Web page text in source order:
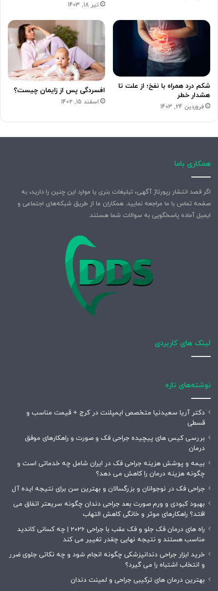
تیر 18, 1403
شکم درد همراه با نفخ؛ از علت تا
هشدار خطر
فروردین 24, 1403
افسردگی پس از زایمان چیست؟
اسفند 15, 1402
همکاری باما
اگر قصد انتشار رپورتاژ آگهی، تبلیغات بنری یا موارد این چنین را دارید، به
صفحه تماس با ما مراجعه نمایید. همکاران ما از طریق شبکه‌های اجتماعی و
ایمیل آماده پاسخگویی به سوالات شما هستند.
لینک های کاربردی
نوشته‌های تازه
دکتر آریا سعیدنیا متخصص ایمپلنت در کرج + قیمت مناسب و
قسطی
بررسی کیس های پیچیده جراحی فک و صورت و راهکارهای موفق
درمان
بیمه و پوشش هزینه جراحی فک در ایران شامل چه خدماتی است و
چگونه هزینه درمان را کاهش می دهد؟
جراحی فک در نوجوانان و بزرگسالان و بهترین سن برای نتیجه ایده آل
بهبود کبودی و ورم صورت بعد جراحی دندان چگونه سریعتر اتفاق می
افتد؟ راهکارهای موثر و خانگی کاهش التهاب
راه های درمان فک جلو و فک عقب با جراحی 2026 | چه کسانی کاندید
مناسب هستند و نتیجه نهایی چقدر تغییر می کند
خرید ابزار جراحی دندانپزشکی چگونه انجام شود و چه نکاتی جلوی ضرر
و انتخاب اشتباه را می گیرد؟
بهترین درمان های ترکیبی جراحی و لمینت دندان